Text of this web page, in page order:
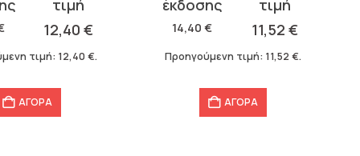
12,40 €
τιμή: 12,40 €.
ΑΓΟΡΑ
14,40€
price
was:
14,40 €.
11,52 €
τρέχουσα
τιμή
είναι:
Προηγούμενη τιμή: 11,52€.
ΑΓΟΡΑ